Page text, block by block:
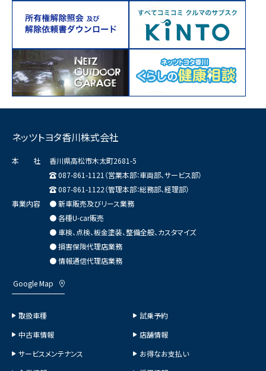
ネッツトヨタ香川株式会社
本 社
香川県高松市木太町2681-5
087-861-1121（営業本部：車両部、サービス部）
087-861-1122（管理本部：総務部、経理部）
事業内容
● 新車販売及びリース業務
● 各種U-car販売
● 車検、点検、板金塗装、整備全般、カスタマイズ
● 損害保険代理店業務
● 情報通信代理店業務
Google Map
取扱車種
試乗予約
中古車情報
店舗情報
サービスメンテナンス
お得なお支払い